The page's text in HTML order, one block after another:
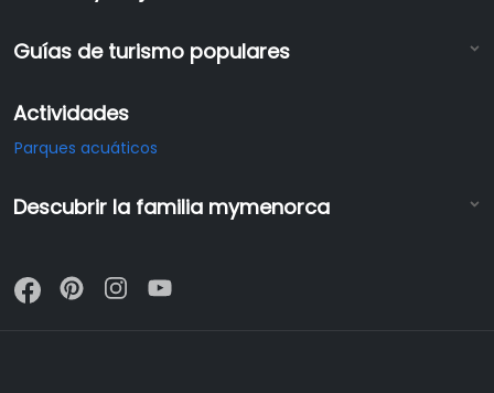
Guías de turismo populares
Actividades
Parques acuáticos
Descubrir la familia mymenorca